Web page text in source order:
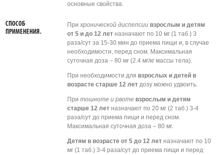
основные свойства.
СПОСОБ
ПРИМЕНЕНИЯ.
При хронической диспепсии взрослым и детям
от 5 и до 12 лет назначают по 10 мг (1 таб.) 3
раза/сут за 15-30 мин до приема пищи и, в случае
необходимости, перед сном. Максимальная
суточная доза – 80 мг (2.4 мг/кг массы тела).
При необходимости для взрослых и детей в
возрасте старше 12 летдозу можно удвоить.
При тошноте и рвоте взрослым и детям
старше 12 летназначают по 20 мг (2 таб.) 3-4
раза/сут до приема пищи и перед сном.
Максимальная суточная доза – 80 мг.
Детям в возрасте от 5 до 12 летназначают по 10
мг (1 таб.) 3-4 раза/сут до приема пищи и перед